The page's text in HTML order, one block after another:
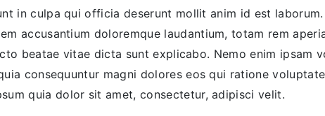
in culpa qui officia deserunt mollit anim id est laborum.
accusantium doloremque laudantium, totam rem
beatae vitae dicta sunt explicabo. Nemo enim ipsam
consequuntur magni dolores eos qui ratione
quia dolor sit amet, consectetur, adipisci velit.